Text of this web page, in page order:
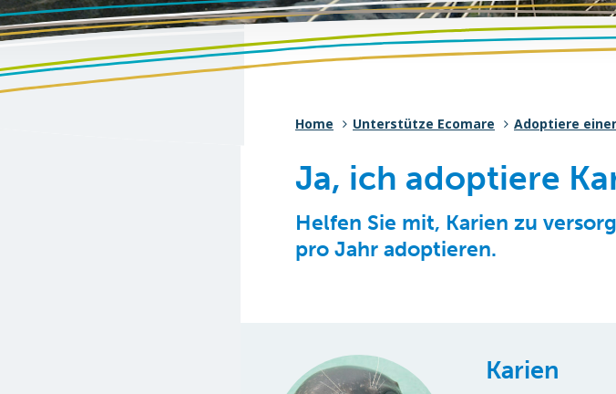
Home Unterstütze Ecomare Adoptiere
Ja, ich adoptiere
Helfen Sie mit, Karien zu
pro Jahr adoptieren.
Karien